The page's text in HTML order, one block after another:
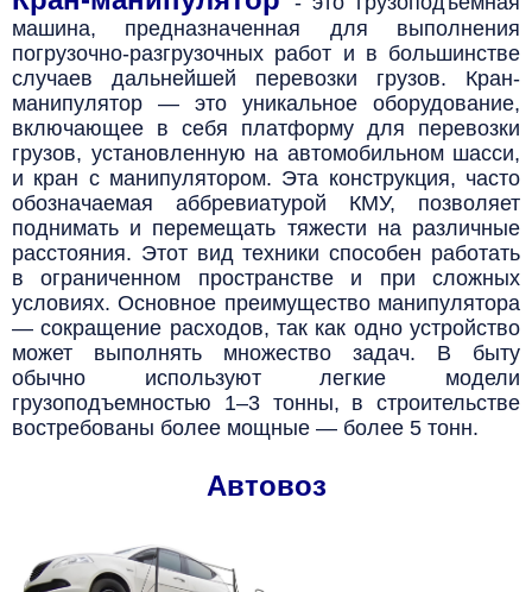
машина, предназначенная для выполнения
погрузочно-разгрузочных работ и в большинстве
случаев дальнейшей перевозки грузов. Кран-
манипулятор — это уникальное оборудование,
включающее в себя платформу для перевозки
грузов, установленную на автомобильном шасси,
и кран с манипулятором. Эта конструкция, часто
обозначаемая аббревиатурой КМУ, позволяет
поднимать и перемещать тяжести на различные
расстояния. Этот вид техники способен работать
в ограниченном пространстве и при сложных
условиях. Основное преимущество манипулятора
— сокращение расходов, так как одно устройство
может выполнять множество задач. В быту
обычно используют легкие модели
грузоподъемностью 1–3 тонны, в строительстве
востребованы более мощные — более 5 тонн.
Автовоз